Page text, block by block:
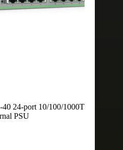
24-port 10/100/1000T
PSU